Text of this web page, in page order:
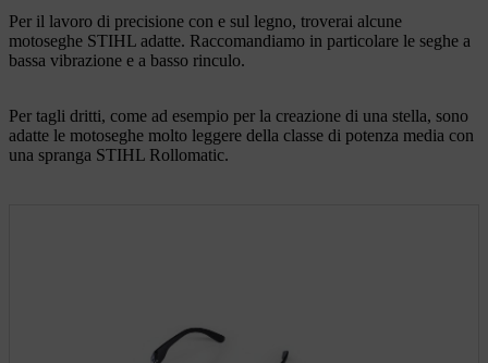
Per il lavoro di precisione con e sul legno, troverai alcune
motoseghe STIHL adatte. Raccomandiamo in particolare le seghe a
bassa vibrazione e a basso rinculo.
Per tagli dritti, come ad esempio per la creazione di una stella, sono
adatte le motoseghe molto leggere della classe di potenza media con
una spranga STIHL Rollomatic.